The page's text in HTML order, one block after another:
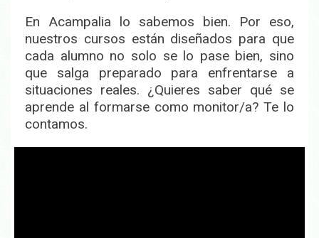
En Acampalia lo sabemos bien. Por eso,
nuestros cursos están diseñados para que
cada alumno no solo se lo pase bien, sino
que salga preparado para enfrentarse a
situaciones reales. ¿Quieres saber qué se
aprende al formarse como monitor/a? Te lo
contamos.